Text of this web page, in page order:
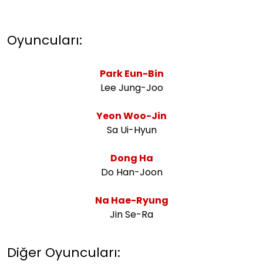
Oyuncuları:
Park Eun-Bin
Lee Jung-Joo
Yeon Woo-Jin
Sa Ui-Hyun
Dong Ha
Do Han-Joon
Na Hae-Ryung
Jin Se-Ra
Diğer Oyuncuları: